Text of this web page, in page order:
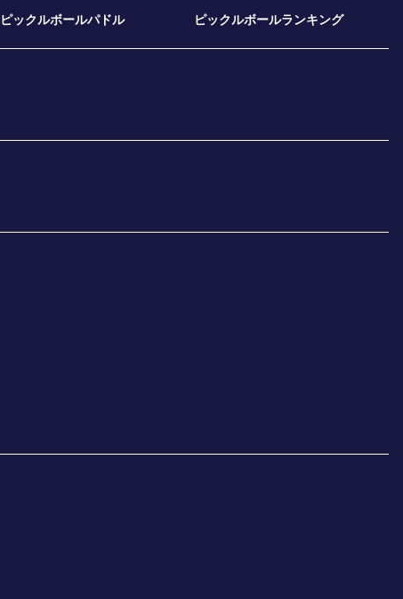
ピックルボールパドル ピックルボールランキング